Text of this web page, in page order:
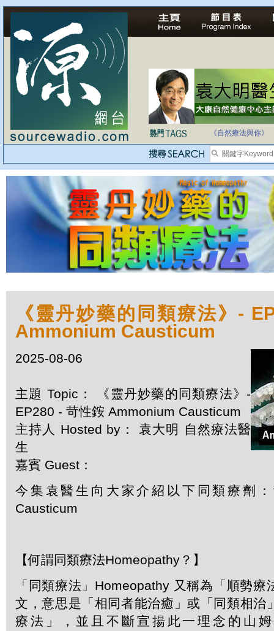
法治社會並不等同
自家教育合法化-
《自然療法與你》
《靈丹妙藥的同類療法》-
Ammonium Causticum
2025-08-06
主題 Topic： 《靈丹妙藥的同類療法》-
EP280 - 苛性銨 Ammonium Causticum
主持人 Hosted by： 袁大明 自然療法醫
生
嘉賓 Guest：
今集袁醫生向大家介紹以下同類療劑：
Causticum
【何謂同類療法Homeopathy？】
「同類療法」Homeopathy 又稱為「順勢療
文，意思是「相同者能治癒」或「同類相治
療法」，並且不斷宣揚此一理念的山